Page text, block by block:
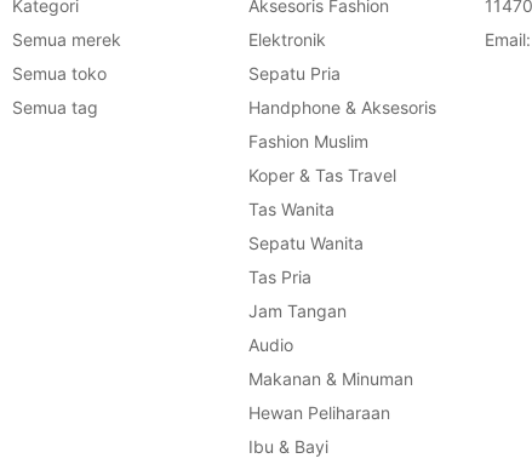
Kategori
Semua merek
Semua toko
Semua tag
Aksesoris Fashion
Elektronik
Sepatu Pria
Handphone & Aksesoris
Fashion Muslim
Koper & Tas Travel
Tas Wanita
Sepatu Wanita
Tas Pria
Jam Tangan
Audio
Makanan & Minuman
Hewan Peliharaan
Ibu & Bayi